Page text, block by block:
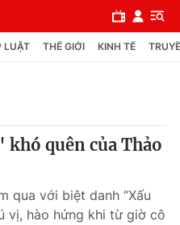
LUẬT THẾ GIỚI KINH TẾ
quên của Thảo
qua với biệt danh “Xấu
vị, hào hứng khi từ giờ cô